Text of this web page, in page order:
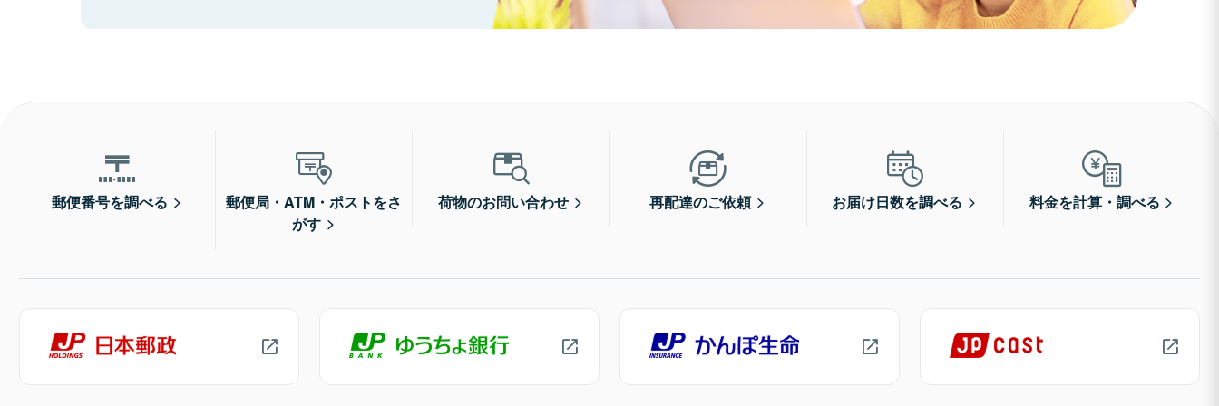
郵便番号を調べる
郵便局・ATM・ポストをさ
がす
荷物のお問い合わせ 再配達のご依頼 お届け日数を調べる 料金を計算・調べる